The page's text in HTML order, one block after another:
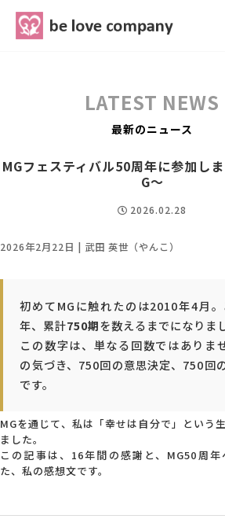
最新ブログ
会社概要
アクセス
LATEST NEWS
最新のニュース
MGフェスティバル50周年に参加し
G～
2026.02.28
2026年2月22日 | 武田 英世（やんこ）
初めてMGに触れたのは2010年4月
年、累計750期を数えるまでになりま
この数字は、単なる回数ではありま
の気づき、750回の意思決定、750回
です。
MGを通じて、私は「幸せは自分で」という
ました。
この記事は、16年間の感謝と、MG50周
た、私の感想文です。